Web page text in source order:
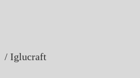
/ Iglucraft